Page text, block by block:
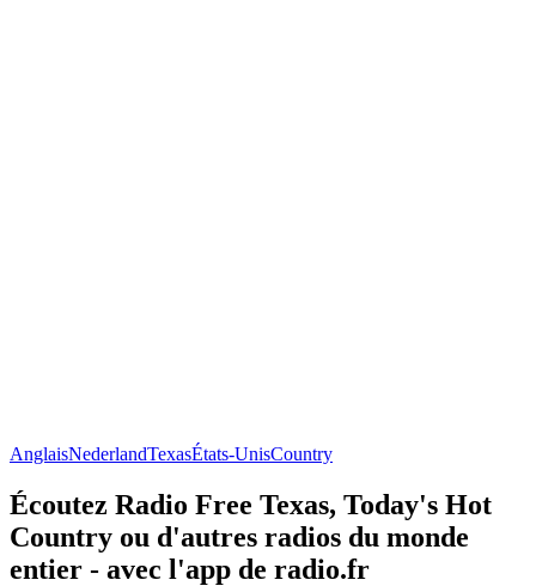
AnglaisNederlandTexasÉtats-UnisCountry
Écoutez Radio Free Texas, Today's Hot
Country ou d'autres radios du monde
entier - avec l'app de radio.fr